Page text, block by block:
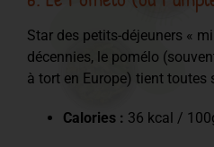
Star des petits-déjeuners «
décennies, le pomélo
à tort en Europe) tient toutes
Calories : 36 kcal /